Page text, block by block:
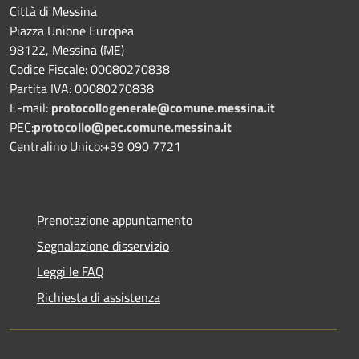
Città di Messina
Piazza Unione Europea
98122, Messina (ME)
Codice Fiscale: 00080270838
Partita IVA: 00080270838
E-mail: protocollogenerale@comune.messina.it
PEC:protocollo@pec.comune.messina.it
Centralino Unico:+39 090 7721
Prenotazione appuntamento
Segnalazione disservizio
Leggi le FAQ
Richiesta di assistenza